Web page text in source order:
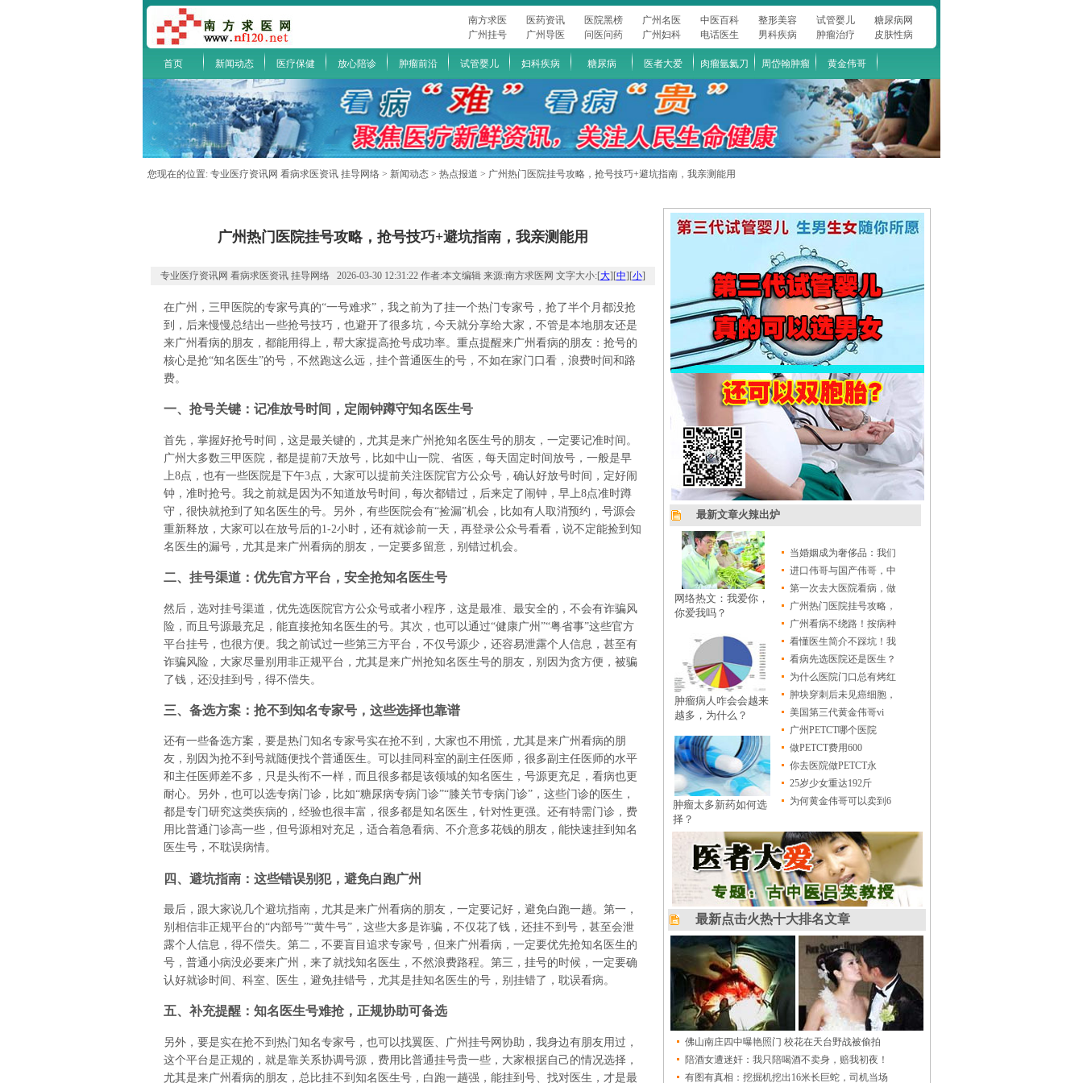
南方求医 医药资讯 医院黑榜 广州名医 中医百科 整形美容 试管婴儿
糖尿病网
广州挂号
广州导医 问医问药 广州妇科 电话医生 男科疾病 肿瘤治疗 皮肤性病
首页 新闻动态 医疗保健 放心陪诊 肿瘤前沿 试管婴儿 妇科疾病 糖尿病 医者大爱 肉瘤氩氦刀 周岱翰肿瘤 黄金伟哥
您现在的位置: 专业医疗资讯网 看病求医资讯 挂导网络 > 新闻动态 > 热点报道 > 广州热门医院挂号攻略，抢号技巧+避坑指南，我亲测能用
广州热门医院挂号攻略，抢号技巧+避坑指南，我亲测能用
专业医疗资讯网 看病求医资讯 挂导网络 2026-03-30 12:31:22 作者:本文编辑 来源:南方求医网 文字大小:[大][中][小]
在广州，三甲医院的专家号真的“一号难求”，我之前为了挂一个热门专家号，抢了半个月都没抢
到，后来慢慢总结出一些抢号技巧，也避开了很多坑，今天就分享给大家，不管是本地朋友还是
来广州看病的朋友，都能用得上，帮大家提高抢号成功率。重点提醒来广州看病的朋友：抢号的
核心是抢“知名医生”的号，不然跑这么远，挂个普通医生的号，不如在家门口看，浪费时间和路
费。
一、抢号关键：记准放号时间，定闹钟蹲守知名医生号
首先，掌握好抢号时间，这是最关键的，尤其是来广州抢知名医生号的朋友，一定要记准时间。
广州大多数三甲医院，都是提前7天放号，比如中山一院、省医，每天固定时间放号，一般是早
上8点，也有一些医院是下午3点，大家可以提前关注医院官方公众号，确认好放号时间，定好闹
钟，准时抢号。我之前就是因为不知道放号时间，每次都错过，后来定了闹钟，早上8点准时蹲
守，很快就抢到了知名医生的号。另外，有些医院会有“捡漏”机会，比如有人取消预约，号源会
重新释放，大家可以在放号后的1-2小时，还有就诊前一天，再登录公众号看看，说不定能捡到知
名医生的漏号，尤其是来广州看病的朋友，一定要多留意，别错过机会。
二、挂号渠道：优先官方平台，安全抢知名医生号
然后，选对挂号渠道，优先选医院官方公众号或者小程序，这是最准、最安全的，不会有诈骗风
险，而且号源最充足，能直接抢知名医生的号。其次，也可以通过“健康广州”“粤省事”这些官方
平台挂号，也很方便。我之前试过一些第三方平台，不仅号源少，还容易泄露个人信息，甚至有
诈骗风险，大家尽量别用非正规平台，尤其是来广州抢知名医生号的朋友，别因为贪方便，被骗
了钱，还没挂到号，得不偿失。
三、备选方案：抢不到知名专家号，这些选择也靠谱
还有一些备选方案，要是热门知名专家号实在抢不到，大家也不用慌，尤其是来广州看病的朋
友，别因为抢不到号就随便找个普通医生。可以挂同科室的副主任医师，很多副主任医师的水平
和主任医师差不多，只是头衔不一样，而且很多都是该领域的知名医生，号源更充足，看病也更
耐心。另外，也可以选专病门诊，比如“糖尿病专病门诊”“膝关节专病门诊”，这些门诊的医生，
都是专门研究这类疾病的，经验也很丰富，很多都是知名医生，针对性更强。还有特需门诊，费
用比普通门诊高一些，但号源相对充足，适合着急看病、不介意多花钱的朋友，能快速挂到知名
医生号，不耽误病情。
四、避坑指南：这些错误别犯，避免白跑广州
最后，跟大家说几个避坑指南，尤其是来广州看病的朋友，一定要记好，避免白跑一趟。第一，
别相信非正规平台的“内部号”“黄牛号”，这些大多是诈骗，不仅花了钱，还挂不到号，甚至会泄
露个人信息，得不偿失。第二，不要盲目追求专家号，但来广州看病，一定要优先抢知名医生的
号，普通小病没必要来广州，来了就找知名医生，不然浪费路程。第三，挂号的时候，一定要确
认好就诊时间、科室、医生，避免挂错号，尤其是挂知名医生的号，别挂错了，耽误看病。
五、补充提醒：知名医生号难抢，正规协助可备选
另外，要是实在抢不到热门知名专家号，也可以找翼医、广州挂号网协助，我身边有朋友用过，
这个平台是正规的，就是靠关系协调号源，费用比普通挂号贵一些，大家根据自己的情况选择，
尤其是来广州看病的朋友，总比挂不到知名医生号，白跑一趟强，能挂到号、找对医生，才是最
最新文章火辣出炉
网络热文：我爱你，
你爱我吗？
肿瘤病人咋会会越来
越多，为什么？
肿瘤太多新药如何选
择？
当婚姻成为奢侈品：我们
进口伟哥与国产伟哥，中
第一次去大医院看病，做
广州热门医院挂号攻略，
广州看病不绕路！按病种
看懂医生简介不踩坑！我
看病先选医院还是医生？
为什么医院门口总有烤红
肿块穿刺后未见癌细胞，
美国第三代黄金伟哥vi
广州PETCT哪个医院
做PETCT费用600
你去医院做PETCT永
25岁少女重达192斤
为何黄金伟哥可以卖到6
最新点击火热十大排名文章
佛山南庄四中曝艳照门 校花在天台野战被偷拍
陪酒女遭迷奸：我只陪喝酒不卖身，赔我初夜！
有图有真相：挖掘机挖出16米长巨蛇，司机当场